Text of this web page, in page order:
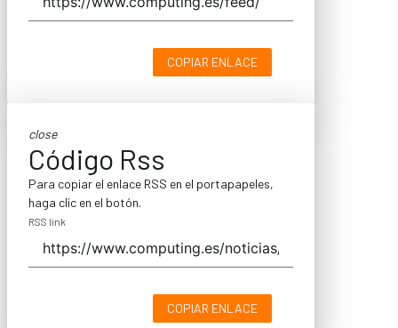
COPIAR ENLACE
close
Código Rss
Para copiar el enlace RSS en el portapapeles,
haga clic en el botón.
RSS link
COPIAR ENLACE